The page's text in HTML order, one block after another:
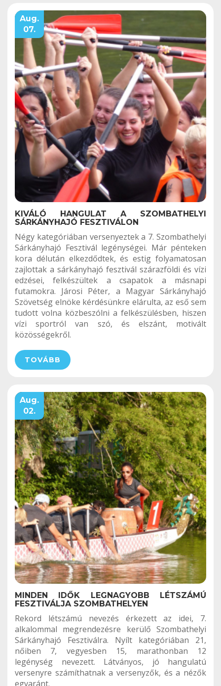
Aug.
07.
KIVÁLÓ HANGULAT A SZOMBATHELYI
SÁRKÁNYHAJÓ FESZTIVÁLON
Négy kategóriában versenyeztek a 7. Szombathelyi
Sárkányhajó Fesztivál legénységei. Már pénteken
kora délután elkezdődtek, és estig folyamatosan
zajlottak a sárkányhajó fesztivál szárazföldi és vízi
edzései, felkészültek a csapatok a másnapi
futamokra. Járosi Péter, a Magyar Sárkányhajó
Szövetség elnöke kérdésünkre elárulta, az eső sem
tudott volna közbeszólni a felkészülésben, hiszen
vízi sportról van szó, és elszánt, motivált
közösségekről.
TOVÁBB
Aug.
02.
MINDEN IDŐK LEGNAGYOBB LÉTSZÁMÚ
FESZTIVÁLJA SZOMBATHELYEN
Rekord létszámú nevezés érkezett az idei, 7.
alkalommal megrendezésre kerülő Szombathelyi
Sárkányhajó Fesztiválra. Nyílt kategóriában 21,
nőiben 7, vegyesben 15, marathonban 12
legénység nevezett. Látványos, jó hangulatú
versenyre számíthatnak a versenyzők, és a nézők
egyaránt.